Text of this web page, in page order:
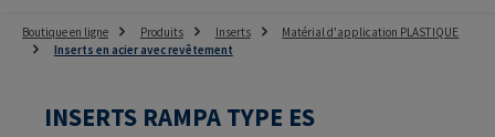
Boutique en ligne Produits Inserts
Matérial d'application PLASTIQUE
Inserts en acier avec revêtement
INSERTS RAMPA TYPE ES